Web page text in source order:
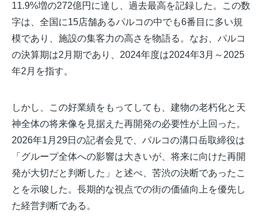
11.9%増の272億円に達し、過去最高を記録した。この数
字は、全国に15店舗あるパルコの中でも6番目に多い規
模であり、施設の集客力の高さを物語る。なお、パルコ
の決算期は2月期であり、2024年度は2024年3月～2025
年2月を指す。
しかし、この好業績をもってしても、建物の老朽化と天
神全体の将来像を見据えた再開発の必要性が上回った。
2026年1月29日の記者会見で、パルコの溝口岳取締役は
「グループ全体への影響は大きいが、将来に向けた再開
発が大切だと判断した」と述べ、苦渋の決断であったこ
とを示唆した。長期的な視点での街の価値向上を優先し
た経営判断である。